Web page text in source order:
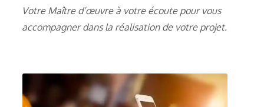
Votre Maître d’œuvre à votre écoute pour vous
accompagner dans la réalisation de votre projet.